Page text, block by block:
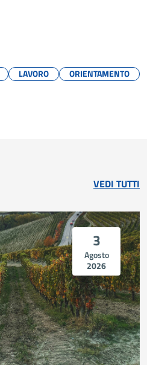
LAVORO ORIENTAMENTO
VEDI TUTTI
3
Agosto
2026